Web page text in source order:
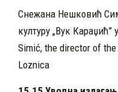
Снежана Нешковић
културу „Вук
Simić, the director of the
Loznica